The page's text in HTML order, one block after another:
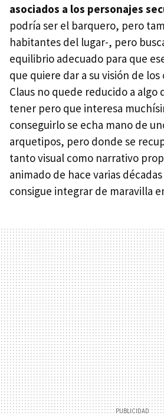
asociados a los personajes
podría ser el barquero, pero
habitantes del lugar-, pero
equilibrio adecuado para que
que quiere dar a su visión de
Claus no quede reducido a algo
tener pero que interesa
conseguirlo se echa mano de
arquetipos, pero donde se
tanto visual como narrativo
animado de hace varias
consigue integrar de maravilla